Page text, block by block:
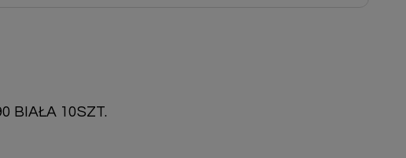
BIAŁA 10SZT.